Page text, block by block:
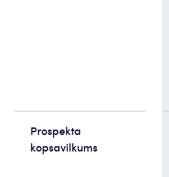
Prospekta
kopsavilkums